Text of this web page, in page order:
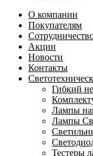
О компании
Покупателям
Акции
Новости
Контакты
Гибкий
Лампы
Лампы
Тестеры